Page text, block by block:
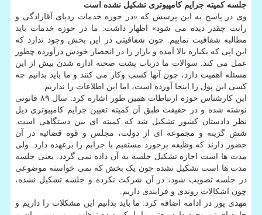
جلسه کمیته جرایم کامپیوتری تشکیل نشده است
وی در پاسخ به این پرسش که «در حوزه خدمات ردپای آقازادگی و
رانت چقدر دیده می شود» اظهار داشت: ما در حوزه خدمات باید
مطالبه شفافیت نماییم. چون شفافیتی در این بخش وجود ندارد که
این اپی که یکباره بالا آمده و بازار را در انحصار خودش درآورده چطور
عمل می کند. سوالات ما درباب پشت صحنه اداره شدن بیش از این
مسئله اهمیت دارد، چون آنها کسب وکار می کنند و ما باید بدانیم چه
کسی این پول را اینجا آورده است، اما این اطلاعات را نداریم.
این کارشناس حوزه ارتباطات همین طور اشاره کرد: سال ۸۹ قانونی
نوشته شده و در حقیقت طبق آن کمیته تعیین جرایم کامپیوتری ذیل
نظر دادستان کشور تشکیل شد که کمیته ای بین دستگاهی است.
شش گزینه و مجموعه ای از دولت، مجلس و قوه قضائیه در آن
حضور دارند که وظیفه برخورد مستقیم با جرایم را برعهده دارد. ولی
مدت ها است اجازه تشکیل جلسه به آن داده نمی گردد. یعنی جلسه
مدت ها است تشکیل نشده چون یک بخش که نمی خواسته موضوعی
در جلسه تصویب شود، در آن شرکت نکرده و جلسه تشکیل نشده،
چون اشکالات روندی و فرایندی داریم.
مهدی پور در ادامه اضافه کرد: ما باید بدانیم این مشکلات را داریم و